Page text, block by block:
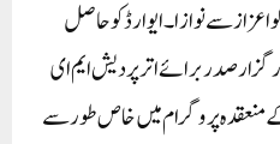
کو اعزاز سے نوازا۔ ایوارڈ کو حاصل
صدر برائے اتر پردیش ایم ای
کے منعقدہ پروگرام میں خاص طور سے